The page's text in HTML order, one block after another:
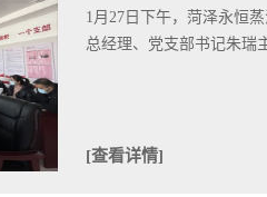
1月27日下午，菏泽永恒
总经理、党支部书记朱瑞
[查看详情]